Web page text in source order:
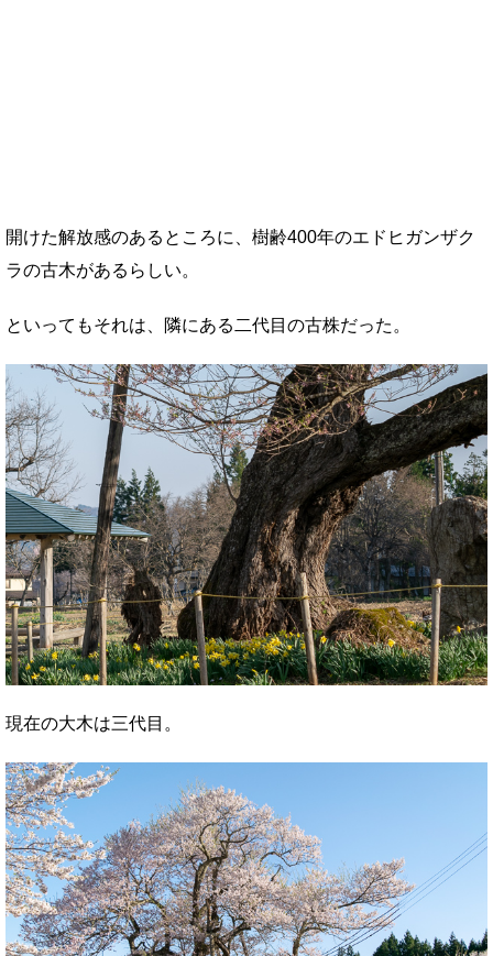
開けた解放感のあるところに、樹齢400年のエドヒガンザク
ラの古木があるらしい。
といってもそれは、隣にある二代目の古株だった。
現在の大木は三代目。